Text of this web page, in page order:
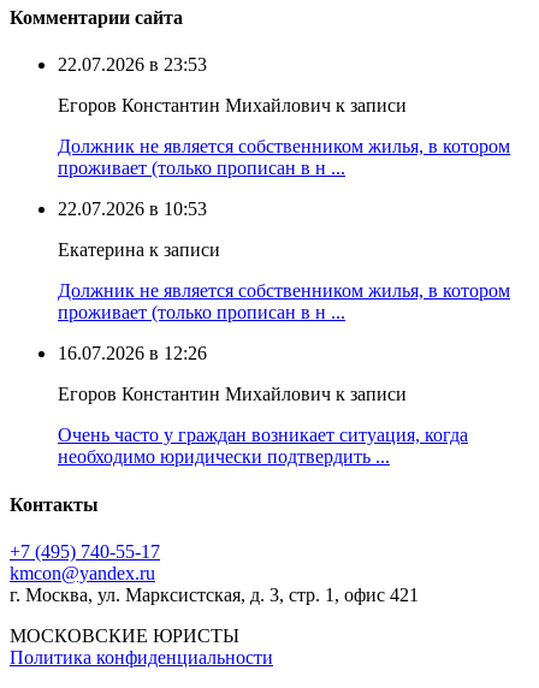
Комментарии сайта
22.07.2026 в 23:53
Егоров Константин Михайлович к записи
Должник не является собственником жилья, в котором
проживает (только прописан в н ...
22.07.2026 в 10:53
Екатерина к записи
Должник не является собственником жилья, в котором
проживает (только прописан в н ...
16.07.2026 в 12:26
Егоров Константин Михайлович к записи
Очень часто у граждан возникает ситуация, когда
необходимо юридически подтвердить ...
Контакты
+7 (495) 740‑55‑17
kmcon@yandex.ru
г. Москва, ул. Марксистская, д. 3, стр. 1, офис 421
МОСКОВСКИЕ ЮРИСТЫ
Политика конфиденциальности